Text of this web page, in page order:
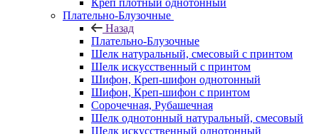
Креп плотный однотонный
Плательно-Блузочные
Назад
Плательно-Блузочные
Шелк натуральный, смесовый с принтом
Шелк искусственный с принтом
Шифон, Креп-шифон однотонный
Шифон, Креп-шифон с принтом
Сорочечная, Рубашечная
Шелк однотонный натуральный, смесовый
Шелк искусственный однотонный